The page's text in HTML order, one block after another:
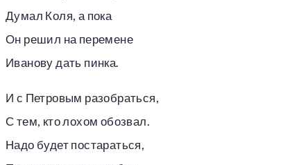
Думал Коля, а пока
Он решил на перемене
Иванову дать пинка.
И с Петровым разобраться,
С тем, кто лохом обозвал.
Надо будет постараться,